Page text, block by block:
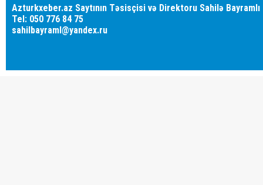
Azturkxeber.az Saytının Təsisçisi və Direktoru Sahilə Bayramlı
Tel: 050 776 84 75
sahilbayraml@yandex.ru